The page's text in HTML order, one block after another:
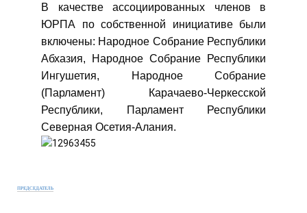
В качестве ассоциированных членов в
ЮРПА по собственной инициативе были
включены: Народное Собрание Республики
Абхазия, Народное Собрание Республики
Ингушетия, Народное Собрание
(Парламент) Карачаево-Черкесской
Республики, Парламент Республики
Северная Осетия-Алания.
ПРЕДСЕДАТЕЛЬ